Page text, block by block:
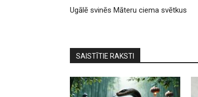
Ugālē svinēs Māteru ciema svētkus
SAISTĪTIE RAKSTI